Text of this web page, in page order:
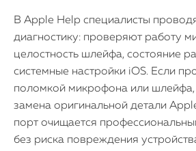
В Apple Help специалисты
диагностику: проверяют работу
целостность шлейфа, состояние
системные настройки iOS. Если
поломкой микрофона или шлейфа,
замена оригинальной детали
порт очищается
без риска повреждения